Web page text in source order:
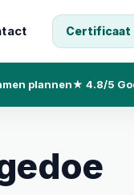
Certificaat
plannen★ 4.8/5